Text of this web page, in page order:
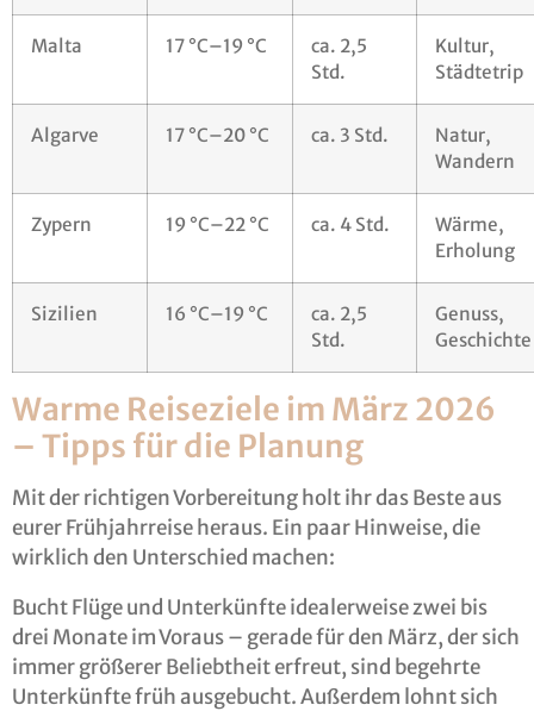
Malta 17 °C–19 °C
ca. 2,5
Std.
Kultur,
Städtetrip
Algarve 17 °C–20 °C ca. 3 Std.
Natur,
Wandern
Zypern 19 °C–22 °C ca. 4 Std.
Wärme,
Erholung
Sizilien 16 °C–19 °C
ca. 2,5
Std.
Genuss,
Geschichte
Warme Reiseziele im März 2026
– Tipps für die Planung
Mit der richtigen Vorbereitung holt ihr das Beste aus
eurer Frühjahrreise heraus. Ein paar Hinweise, die
wirklich den Unterschied machen:
Bucht Flüge und Unterkünfte idealerweise zwei bis
drei Monate im Voraus – gerade für den März, der sich
immer größerer Beliebtheit erfreut, sind begehrte
Unterkünfte früh ausgebucht. Außerdem lohnt sich